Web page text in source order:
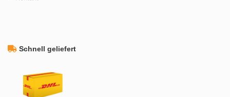
Schnell geliefert